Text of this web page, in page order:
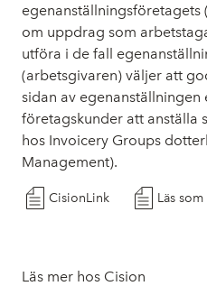
egenanställningsföretagets
om uppdrag som
utföra i de fall
(arbetsgivaren) väljer att
sidan av
företagskunder att anställa
hos Invoicery Groups
Management).
CisionLink Läs som
Läs mer hos Cision